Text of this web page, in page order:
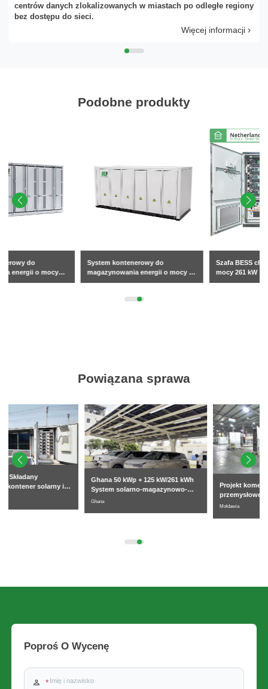
centrów danych zlokalizowanych w miastach po odległe regiony
bez dostępu do sieci.
Więcej informacji
Podobne produkty
System kontenerowy do
magazynowania energii o mocy 5
MWh
Szafa BESS chłodzona cieczą o
mocy 261 kW
Powiązana sprawa
Ghana 50 kWp + 125 kW/261 kWh
System solarno-magazynowo-
elektrycznych podłączony do sieci
przemysłowej szafy
chłodzonej cieczą o pojemności
Poproś O Wycenę
Proszę wybrać typ produktu